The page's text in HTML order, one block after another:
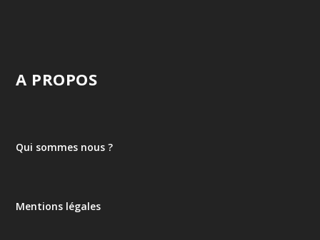
A PROPOS
Qui sommes nous ?
Mentions légales